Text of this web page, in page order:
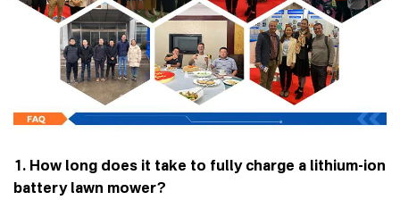
1. How long does it take to fully charge a lithium-ion
battery lawn mower?